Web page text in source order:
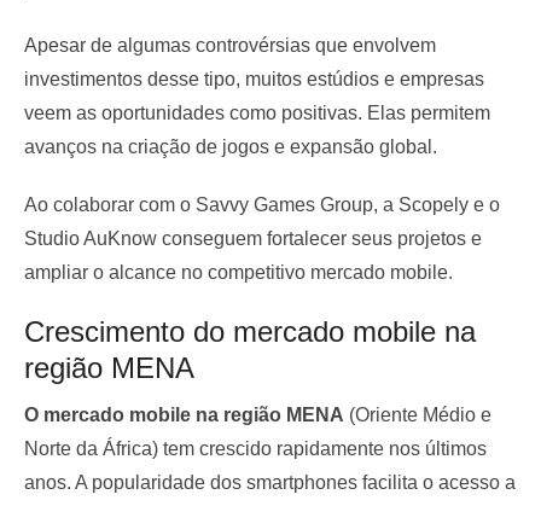
Apesar de algumas controvérsias que envolvem
investimentos desse tipo, muitos estúdios e empresas
veem as oportunidades como positivas. Elas permitem
avanços na criação de jogos e expansão global.
Ao colaborar com o Savvy Games Group, a Scopely e o
Studio AuKnow conseguem fortalecer seus projetos e
ampliar o alcance no competitivo mercado mobile.
Crescimento do mercado mobile na
região MENA
O mercado mobile na região MENA (Oriente Médio e
Norte da África) tem crescido rapidamente nos últimos
anos. A popularidade dos smartphones facilita o acesso a